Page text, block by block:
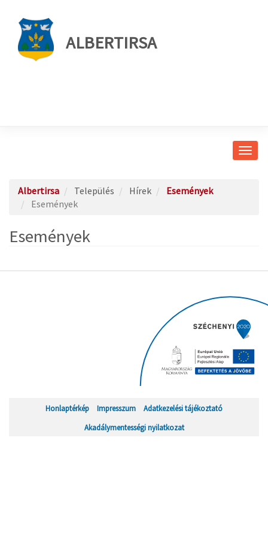
ALBERTIRSA
Albertirsa Település Hírek
Események
Események
Események
Honlaptérkép Impresszum
Adatkezelési tájékoztató
Akadálymentességi nyilatkozat